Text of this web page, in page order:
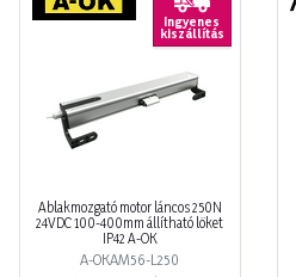
Ingyenes
kiszállítás
Ablakmozgató motor láncos 250N
24VDC 100-400mm állítható löket
IP42 A-OK
A-OKAM56-L250